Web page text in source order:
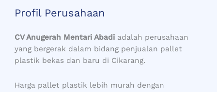
Profil Perusahaan
CV Anugerah Mentari Abadi adalah perusahaan
yang bergerak dalam bidang penjualan pallet
plastik bekas dan baru di Cikarang.
Harga pallet plastik lebih murah dengan